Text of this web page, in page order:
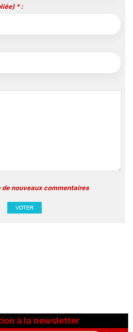
* :
nouveaux commentaires
à la newsletter